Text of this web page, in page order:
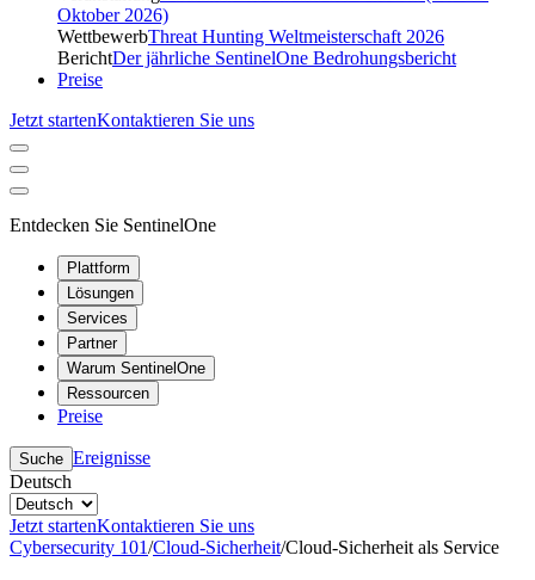
Oktober 2026)
WettbewerbThreat Hunting Weltmeisterschaft 2026
BerichtDer jährliche SentinelOne Bedrohungsbericht
Preise
Jetzt startenKontaktieren Sie uns
Entdecken Sie SentinelOne
Plattform
Lösungen
Services
Partner
Warum SentinelOne
Ressourcen
Preise
Suche Ereignisse
Deutsch
Jetzt startenKontaktieren Sie uns
Cybersecurity 101/Cloud-Sicherheit/Cloud-Sicherheit als Service